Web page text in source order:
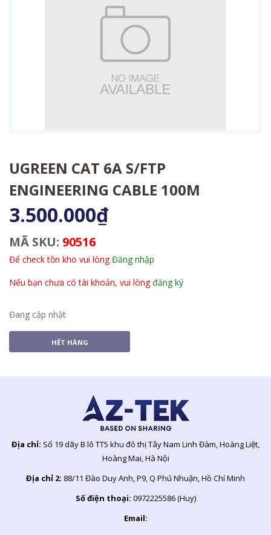
UGREEN CAT 6A S/FTP
ENGINEERING CABLE 100M
3.500.000₫
MÃ SKU: 90516
Để check tồn kho vui lòngĐăng nhập
Nếu bạn chưa có tài khoản, vui lòngđăng ký
Đang cập nhật
HẾT HÀNG
Địa chỉ: Số 19 dãy B lô TT5 khu đô thị Tây Nam Linh Đàm, Hoàng Liệt,
Hoàng Mai, Hà Nội
Địa chỉ 2: 88/11 Đào Duy Anh, P9, Q Phú Nhuận, Hồ Chí Minh
Số điện thoại: 0972225586 (Huy)
Email: